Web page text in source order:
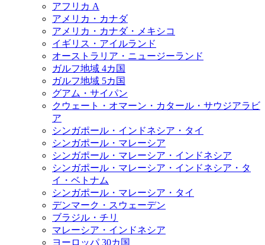
アフリカ A
アメリカ・カナダ
アメリカ・カナダ・メキシコ
イギリス・アイルランド
オーストラリア・ニュージーランド
ガルフ地域 4カ国
ガルフ地域 5カ国
グアム・サイパン
クウェート・オマーン・カタール・サウジアラビ
ア
シンガポール・インドネシア・タイ
シンガポール・マレーシア
シンガポール・マレーシア・インドネシア
シンガポール・マレーシア・インドネシア・タ
イ・ベトナム
シンガポール・マレーシア・タイ
デンマーク・スウェーデン
ブラジル・チリ
マレーシア・インドネシア
ヨーロッパ 30カ国